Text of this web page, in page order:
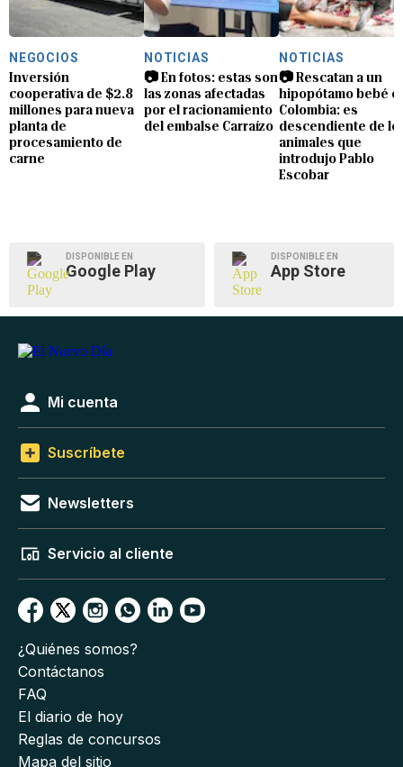
NEGOCIOS
Inversión
cooperativa de $2.8
millones para nueva
planta de
procesamiento de
carne
NOTICIAS
📷 En fotos: estas son
las zonas afectadas
por el racionamiento
del embalse Carraízo
NOTICIAS
📷 Rescatan a un
hipopótamo bebé
Colombia: es
descendiente de
animales que
introdujo Pablo
Escobar
DISPONIBLE EN
Google Play
DISPONIBLE EN
App Store
Mi cuenta
Suscríbete
Newsletters
Servicio al cliente
¿Quiénes somos?
Contáctanos
FAQ
El diario de hoy
Reglas de concursos
Mapa del sitio